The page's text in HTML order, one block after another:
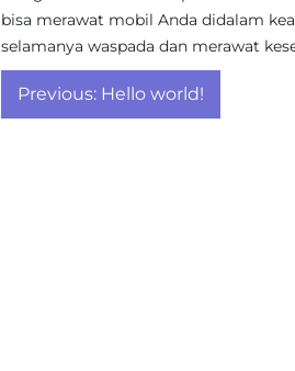
bisa merawat mobil Anda didalam
selamanya waspada dan merawat
Post
navigation
Previous: Hello world!